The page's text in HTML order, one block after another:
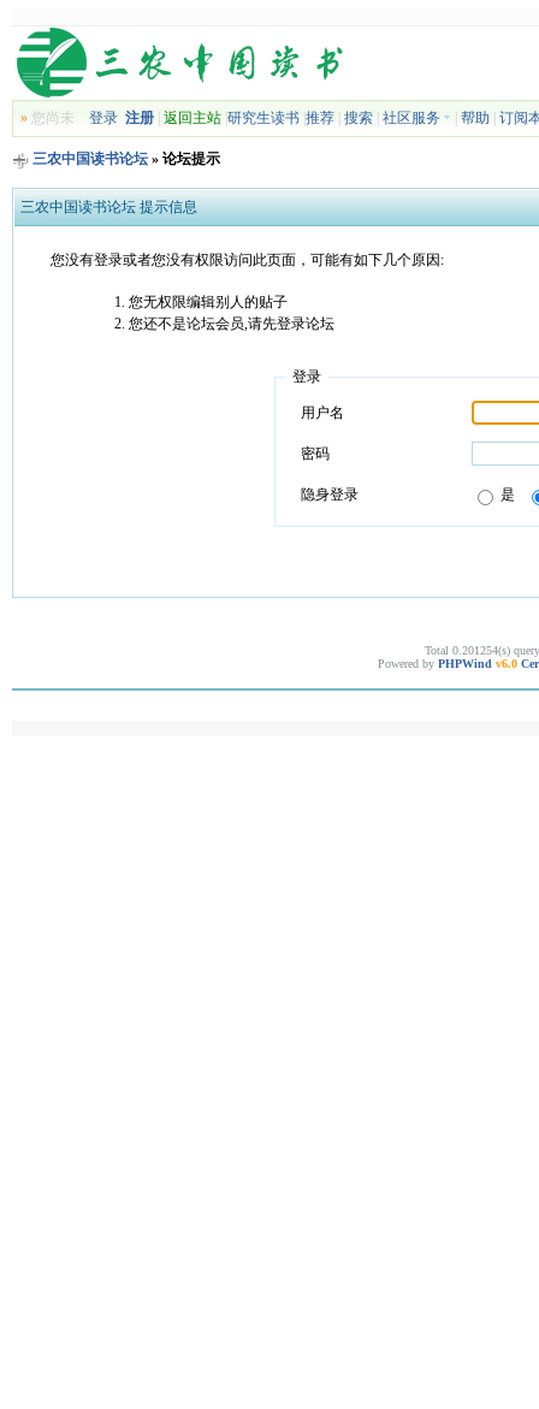
»您尚未 登录 注册| 返回主站| 研究生读书| 推荐| 搜索| 社区服务 帮助 订阅
三农中国读书论坛» 论坛提示
三农中国读书论坛 提示信息
您没有登录或者您没有权限访问此页面，可能有如下几个原因:
您无权限编辑别人的贴子
您还不是论坛会员,请先登录论坛
登录
用户名
密码
隐身登录 是
Total 0.201254(s)
Powered by PHPWind v6.0